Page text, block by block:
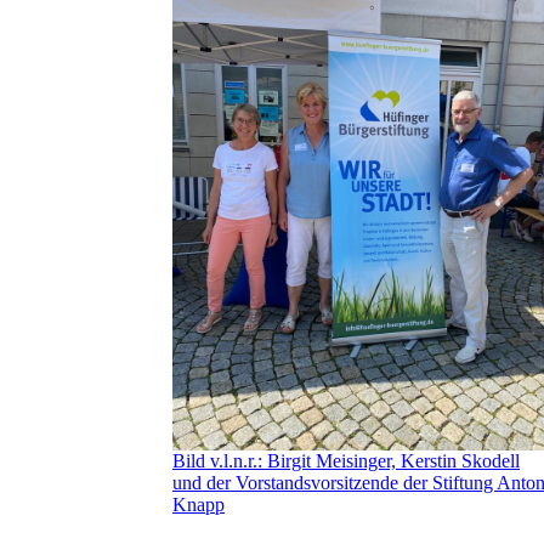
Bild v.l.n.r.: Birgit Meisinger, Kerstin Skodell
und der Vorstandsvorsitzende der Stiftung Anton
Knapp